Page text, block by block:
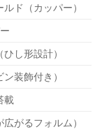
ド（カッパー）
し形設計）
装飾付き）
載
がるフォルム）